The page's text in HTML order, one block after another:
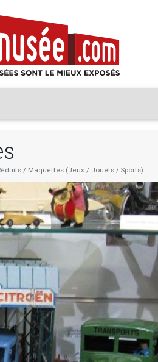
/ Maquettes (Jeux / Jouets / Sports)